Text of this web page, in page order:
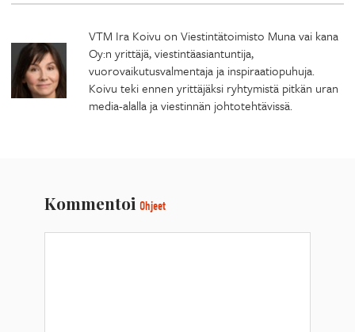
VTM Ira Koivu on Viestintätoimisto Muna vai kana
Oy:n yrittäjä, viestintäasiantuntija,
vuorovaikutusvalmentaja ja inspiraatiopuhuja.
Koivu teki ennen yrittäjäksi ryhtymistä pitkän uran
media-alalla ja viestinnän johtotehtävissä.
Kommentoi Ohjeet